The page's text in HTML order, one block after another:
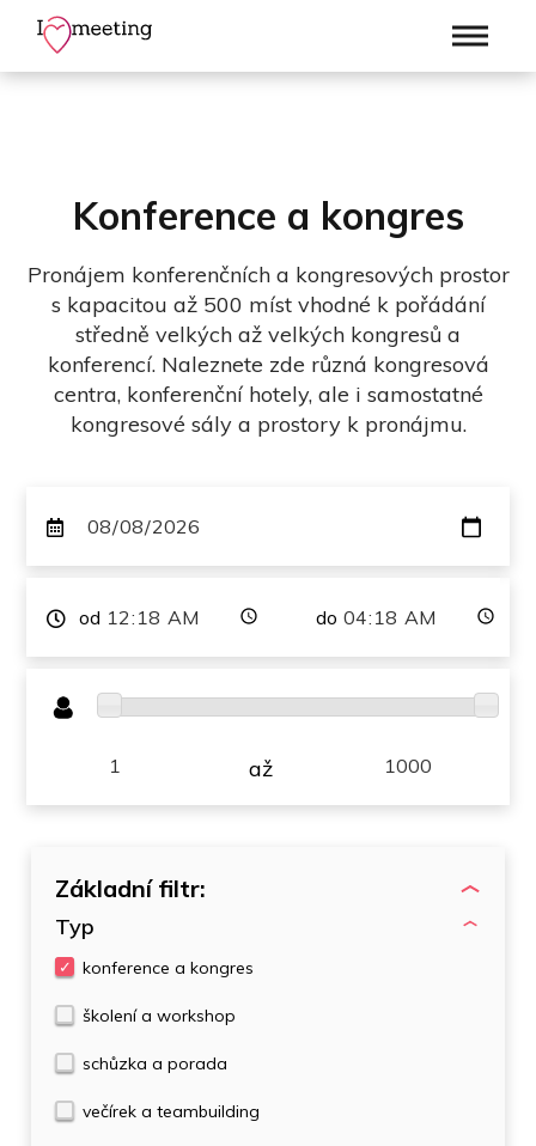
Konference a kongres
Pronájem konferenčních a kongresových prostor
s kapacitou až 500 míst vhodné k pořádání
středně velkých až velkých kongresů a
konferencí. Naleznete zde různá kongresová
centra, konferenční hotely, ale i samostatné
kongresové sály a prostory k pronájmu.
od do
až
Základní filtr:
Typ
konference a kongres
školení a workshop
schůzka a porada
večírek a teambuilding